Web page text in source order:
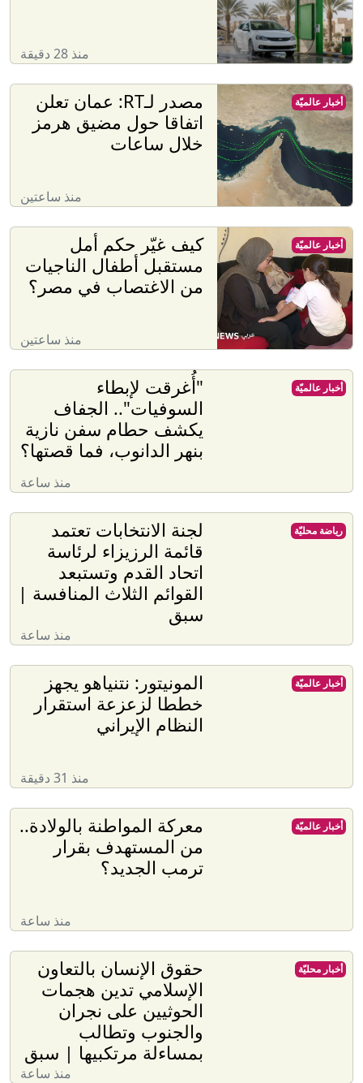
منذ 28 دقيقة
مصدر لـRT: عمان تعلن
اتفاقا حول مضيق هرمز
خلال ساعات
منذ ساعتين
أخبار عالميّة
كيف غيّر حكم أمل
مستقبل أطفال الناجيات
من الاغتصاب في مصر؟
منذ ساعتين
أخبار عالميّة
"أُغرقت لإبطاء
السوفيات".. الجفاف
يكشف حطام سفن نازية
بنهر الدانوب، فما قصتها؟
منذ ساعة
أخبار عالميّة
لجنة الانتخابات تعتمد
قائمة الرزيزاء لرئاسة
اتحاد القدم وتستبعد
القوائم الثلاث المنافسة |
سبق
منذ ساعة
رياضة محليّة
المونيتور: نتنياهو يجهز
خططا لزعزعة استقرار
النظام الإيراني
منذ 31 دقيقة
أخبار عالميّة
معركة المواطنة بالولادة..
من المستهدف بقرار
ترمب الجديد؟
منذ ساعة
أخبار عالميّة
حقوق الإنسان بالتعاون
الإسلامي تدين هجمات
الحوثيين على نجران
والجنوب وتطالب
بمساءلة مرتكبيها | سبق
منذ ساعة
أخبار محليّة